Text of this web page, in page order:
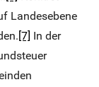
Landesebene
[7] In der